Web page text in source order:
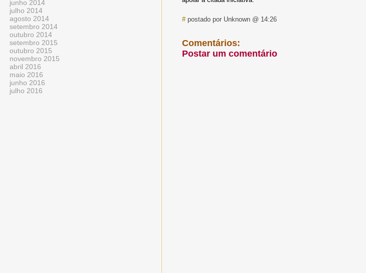
#postado por Unknown @ 14:26
Comentários:
Postar um comentário
junho 2014
julho 2014
agosto 2014
setembro 2014
outubro 2014
setembro 2015
outubro 2015
novembro 2015
abril 2016
maio 2016
junho 2016
julho 2016